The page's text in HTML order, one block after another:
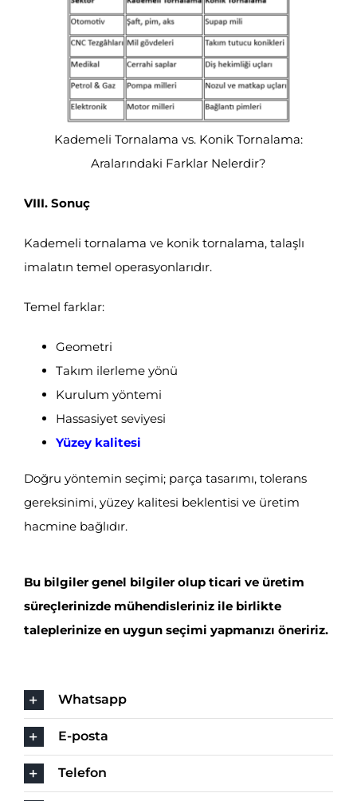
Kademeli Tornalama vs. Konik Tornalama:
Aralarındaki Farklar Nelerdir?
VIII. Sonuç
Kademeli tornalama ve konik tornalama, talaşlı
imalatın temel operasyonlarıdır.
Temel farklar:
Geometri
Takım ilerleme yönü
Kurulum yöntemi
Hassasiyet seviyesi
Yüzey kalitesi
Doğru yöntemin seçimi; parça tasarımı, tolerans
gereksinimi, yüzey kalitesi beklentisi ve üretim
hacmine bağlıdır.
Bu bilgiler genel bilgiler olup ticari ve üretim
süreçlerinizde mühendisleriniz ile birlikte
taleplerinize en uygun seçimi yapmanızı öneririz.
Whatsapp
E-posta
Telefon